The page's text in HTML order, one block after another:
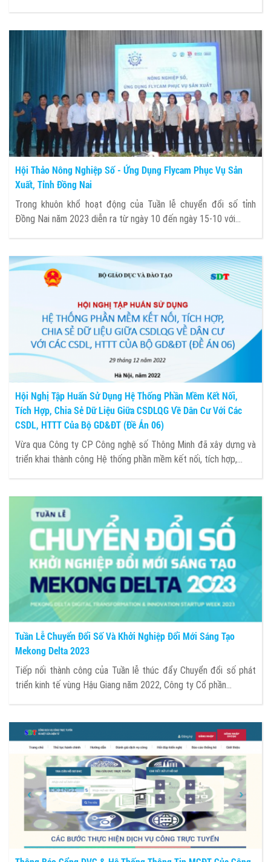
Hội Thảo Nông Nghiệp Số - Ứng Dụng Flycam Phục Vụ Sản
Xuất, Tỉnh Đồng Nai
Trong khuôn khổ hoạt động của Tuần lễ chuyển đổi số tỉnh
Đồng Nai năm 2023 diễn ra từ ngày 10 đến ngày 15-10 với...
Hội Nghị Tập Huấn Sử Dụng Hệ Thống Phần Mềm Kết Nối,
Tích Hợp, Chia Sẻ Dữ Liệu Giữa CSDLQG Về Dân Cư Với Các
CSDL, HTTT Của Bộ GD&ĐT (Đề Án 06)
Vừa qua Công ty CP Công nghệ số Thông Minh đã xây dựng và
triển khai thành công Hệ thống phần mềm kết nối, tích hợp,...
Tuần Lễ Chuyển Đổi Số Và Khởi Nghiệp Đổi Mới Sáng Tạo
Mekong Delta 2023
Tiếp nối thành công của Tuần lễ thúc đẩy Chuyển đổi số phát
triển kinh tế vùng Hậu Giang năm 2022, Công ty Cổ phần...